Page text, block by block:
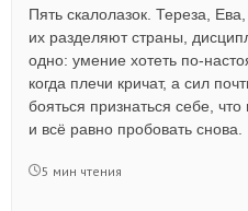
Пять скалолазок. Тереза,
их разделяют страны,
одно: умение хотеть по-
когда плечи кричат, а сил
бояться признаться себе,
и всё равно пробовать снова.
5 мин чтения